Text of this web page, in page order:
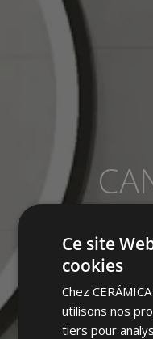
Ce site
cookies
Chez
utilisons nos
tiers pour